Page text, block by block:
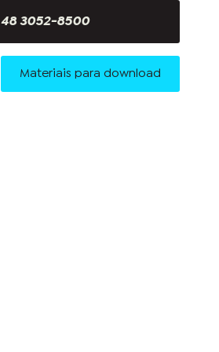
48 3052-8500
Materiais para download